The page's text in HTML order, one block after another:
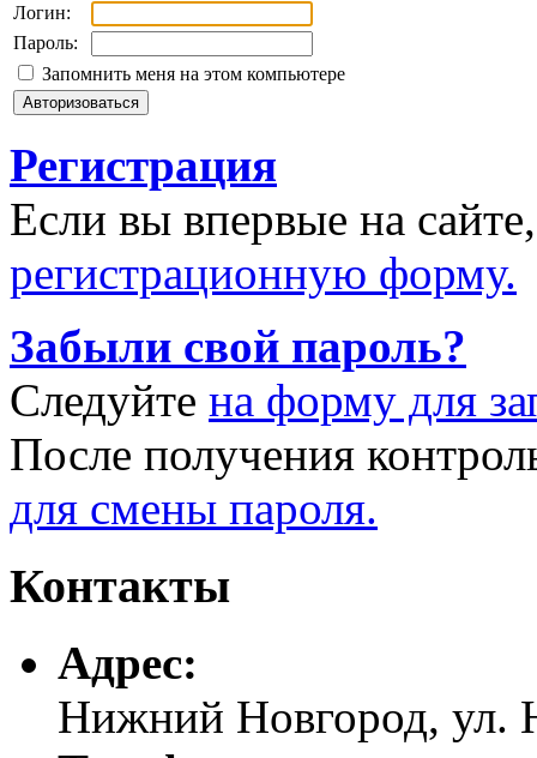
Логин:
Пароль:
Запомнить меня на этом компьютере
Регистрация
Если вы впервые на
регистрационную форму.
Забыли свой пароль?
Следуйте на форму для
После получения
для смены пароля.
Контакты
Адреc:
Нижний Новгород, ул.